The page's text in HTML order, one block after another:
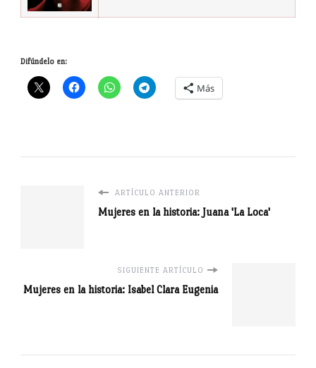
Difúndelo en:
Más
ARTÍCULO ANTERIOR
Mujeres en la historia: Juana 'La Loca'
SIGUIENTE ARTÍCULO
Mujeres en la historia: Isabel Clara Eugenia